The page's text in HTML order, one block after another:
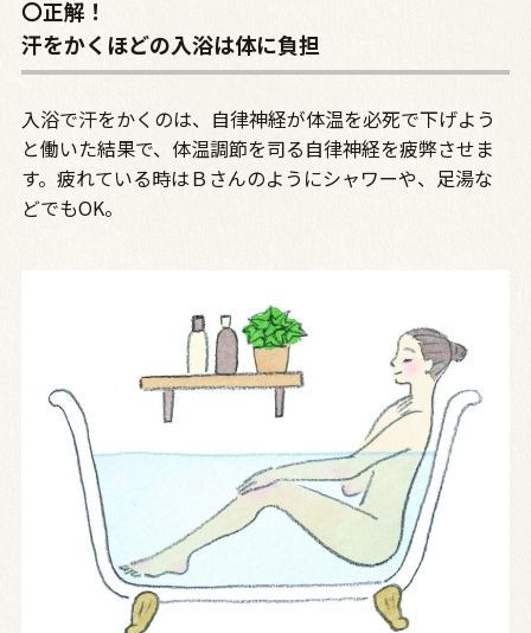
〇正解！
汗をかくほどの入浴は体に負担
入浴で汗をかくのは、自律神経が体温を必死で下げよう
と働いた結果で、体温調節を司る自律神経を疲弊させま
す。疲れている時はＢさんのようにシャワーや、足湯な
どでもOK。